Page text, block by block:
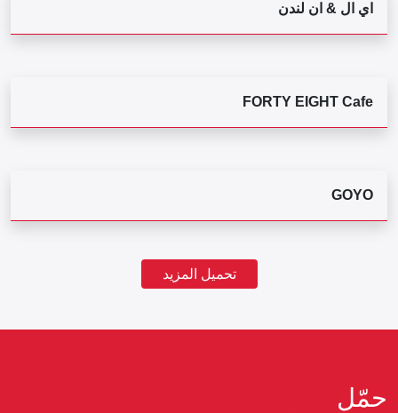
اي ال & ان لندن
FORTY EIGHT Cafe
GOYO
تحميل المزيد
حمّل